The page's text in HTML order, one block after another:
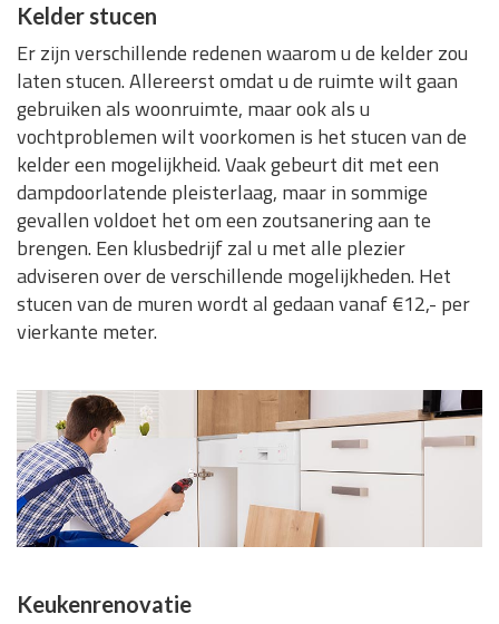
Kelder stucen
Er zijn verschillende redenen waarom u de kelder zou
laten stucen. Allereerst omdat u de ruimte wilt gaan
gebruiken als woonruimte, maar ook als u
vochtproblemen wilt voorkomen is het stucen van de
kelder een mogelijkheid. Vaak gebeurt dit met een
dampdoorlatende pleisterlaag, maar in sommige
gevallen voldoet het om een zoutsanering aan te
brengen. Een klusbedrijf zal u met alle plezier
adviseren over de verschillende mogelijkheden. Het
stucen van de muren wordt al gedaan vanaf €12,- per
vierkante meter.
Keukenrenovatie